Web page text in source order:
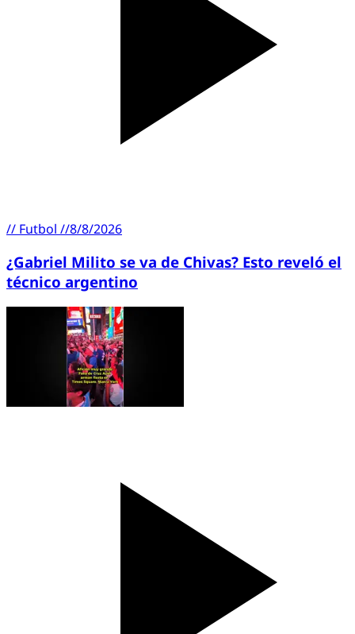
// Futbol //8/8/2026
¿Gabriel Milito se va de Chivas? Esto reveló el
técnico argentino